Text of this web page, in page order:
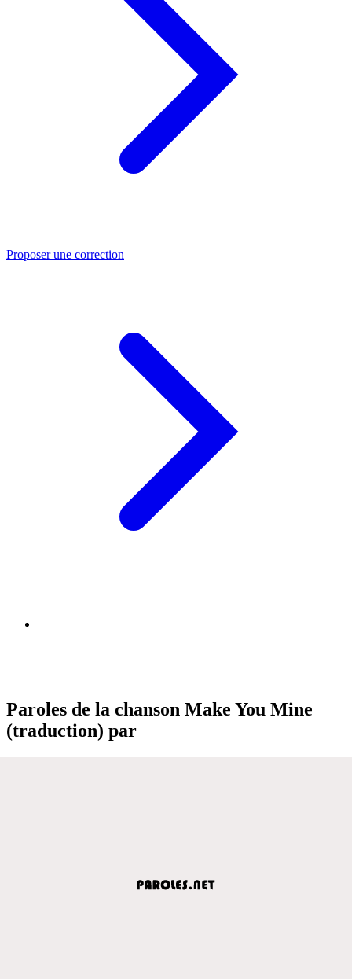
Proposer une correction
Paroles de la chanson Make You Mine
(traduction) par